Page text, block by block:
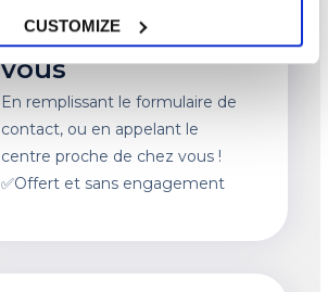
CUSTOMIZE
1- Prenez rendez-
vous
En remplissant le formulaire de
contact, ou en appelant le
centre proche de chez vous !
✅Offert et sans engagement